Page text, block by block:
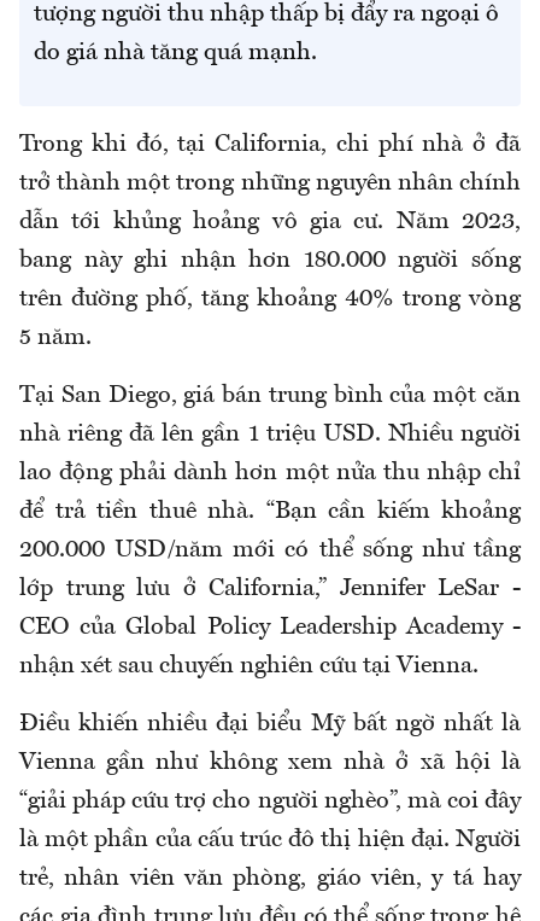
tượng người thu nhập thấp bị đẩy ra ngoại ô
do giá nhà tăng quá mạnh.
Trong khi đó, tại California, chi phí nhà ở đã
trở thành một trong những nguyên nhân chính
dẫn tới khủng hoảng vô gia cư. Năm 2023,
bang này ghi nhận hơn 180.000 người sống
trên đường phố, tăng khoảng 40% trong vòng
5 năm.
Tại San Diego, giá bán trung bình của một căn
nhà riêng đã lên gần 1 triệu USD. Nhiều người
lao động phải dành hơn một nửa thu nhập chỉ
để trả tiền thuê nhà. “Bạn cần kiếm khoảng
200.000 USD/năm mới có thể sống như tầng
lớp trung lưu ở California,” Jennifer LeSar -
CEO của Global Policy Leadership Academy -
nhận xét sau chuyến nghiên cứu tại Vienna.
Điều khiến nhiều đại biểu Mỹ bất ngờ nhất là
Vienna gần như không xem nhà ở xã hội là
“giải pháp cứu trợ cho người nghèo”, mà coi đây
là một phần của cấu trúc đô thị hiện đại. Người
trẻ, nhân viên văn phòng, giáo viên, y tá hay